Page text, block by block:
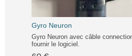
Gyro Neuron
Gyro Neuron avec câble
fournir le logiciel.